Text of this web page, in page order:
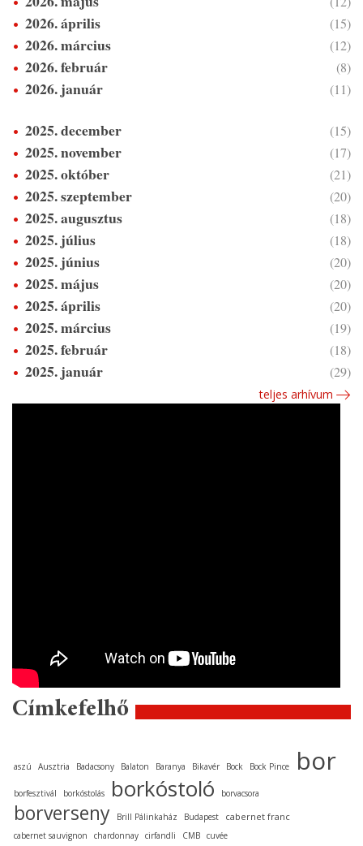
2026. április (15)
2026. március (12)
2026. február (8)
2026. január (11)
2025. december (15)
2025. november (17)
2025. október (21)
2025. szeptember (20)
2025. augusztus (18)
2025. július (18)
2025. június (20)
2025. május (20)
2025. április (20)
2025. március (19)
2025. február (18)
2025. január (29)
teljes arhívum
Címkefelhő
aszú Ausztria Badacsony Balaton Baranya Bikavér Bock Bock Pince bor
borfesztivál borkóstolás borkóstoló borvacsora
borverseny Brill Pálinkaház Budapest cabernet franc
cabernet sauvignon chardonnay cirfandli CMB cuvée